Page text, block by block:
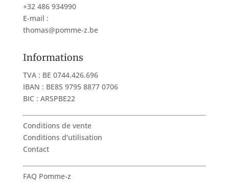
+32 486 934990
E-mail :
thomas@pomme-z.be
Informations
TVA : BE 0744.426.696
IBAN : BE85 9795 8877 0706
BIC : ARSPBE22
Conditions de vente
Conditions d’utilisation
Contact
FAQ Pomme-z